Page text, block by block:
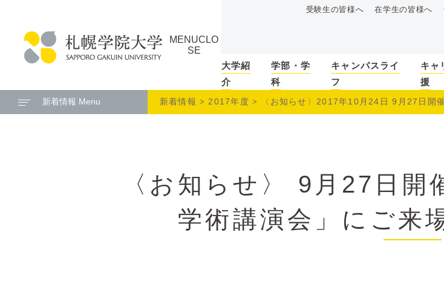
ュ
幌
学
MENUCLO
SE
受験生の皆様へ 在学生の皆様へ
大学紹
介
学部・学
科
キャンパスライ
フ
キャ
援
新着情報 Menu 新着情報 2017年度 〈お知らせ〉2017年10月24日 9月27日開
〈お知らせ〉 9月27日開
学術講演会」にご来
ッ